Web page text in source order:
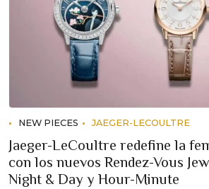
NEW PIECES JAEGER-LECOULTRE
Jaeger-LeCoultre redefine la
con los nuevos Rendez-Vous
Night & Day y Hour-Minute